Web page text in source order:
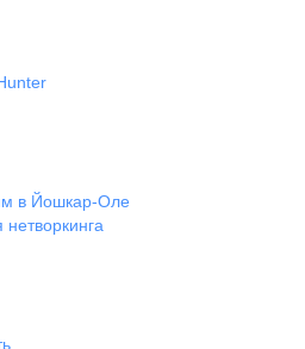
в Йошкар-Оле
нетворкинга